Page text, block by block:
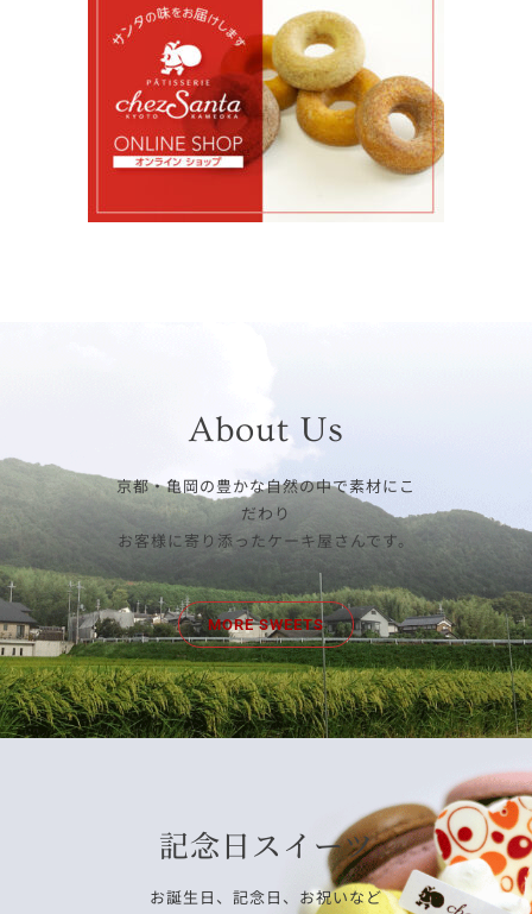
About Us
京都・亀岡の豊かな自然の中で素材にこ
だわり
お客様に寄り添ったケーキ屋さんです。
MORE SWEETS
記念日スイーツ
お誕生日、記念日、お祝いなど